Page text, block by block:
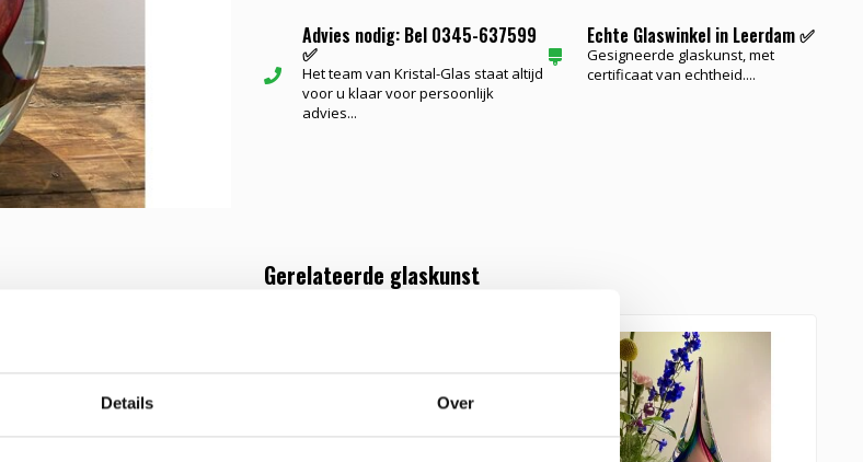
Details Over
Advies nodig: Bel 0345-637599
✅
Het team van Kristal-Glas staat altijd
voor u klaar voor persoonlijk
advies...
Echte Glaswinkel in Leerdam ✅
Gesigneerde glaskunst, met
certificaat van echtheid....
kristal naar Scandinavisch
sierlijk naar de top van het
Het object heeft een hoogte van
Gerelateerde glaskunst